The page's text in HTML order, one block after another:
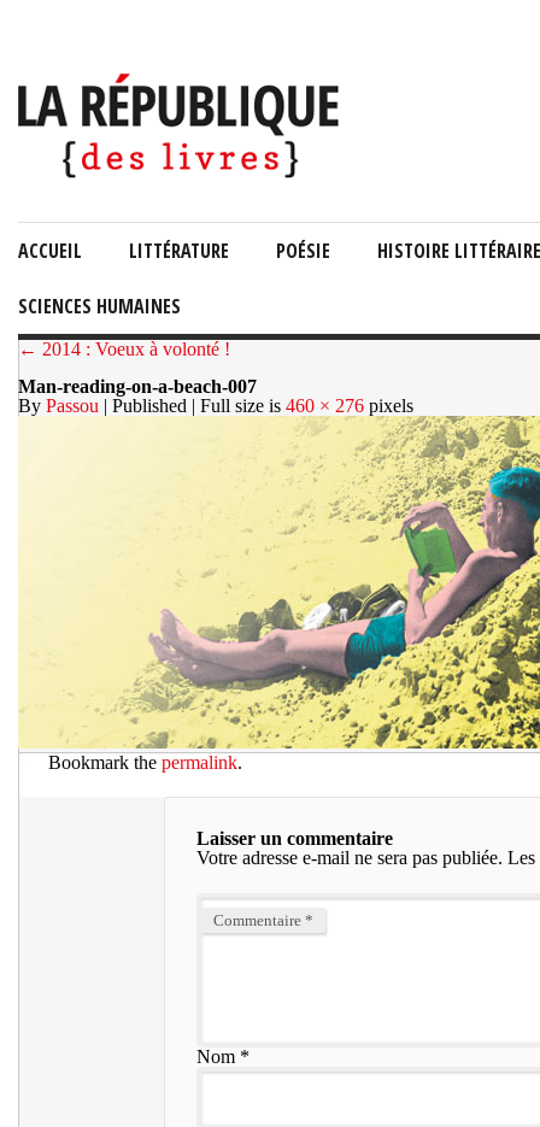
ACCUEIL LITTÉRATURE POÉSIE HISTOIRE LITTÉRAIRE
SCIENCES HUMAINES
← 2014 : Voeux à volonté !
Man-reading-on-a-beach-007
By Passou | Published | Full size is 460 × 276 pixels
Bookmark the permalink.
Laisser un commentaire
Votre adresse e-mail ne sera pas publiée. Les
Commentaire *
Nom*